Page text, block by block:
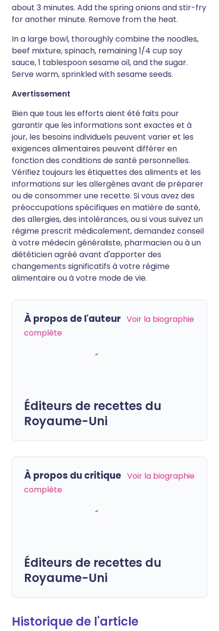
about 3 minutes. Add the spring onions and stir-fry
for another minute. Remove from the heat.
In a large bowl, thoroughly combine the noodles,
beef mixture, spinach, remaining 1/4 cup soy
sauce, 1 tablespoon sesame oil, and the sugar.
Serve warm, sprinkled with sesame seeds.
Avertissement
Bien que tous les efforts aient été faits pour
garantir que les informations sont exactes et à
jour, les besoins individuels peuvent varier et les
exigences alimentaires peuvent différer en
fonction des conditions de santé personnelles.
Vérifiez toujours les étiquettes des aliments et les
informations sur les allergènes avant de préparer
ou de consommer une recette. Si vous avez des
préoccupations spécifiques en matière de santé,
des allergies, des intolérances, ou si vous suivez un
régime prescrit médicalement, demandez conseil
à votre médecin généraliste, pharmacien ou à un
diététicien agréé avant d'apporter des
changements significatifs à votre régime
alimentaire ou à votre mode de vie.
À propos de l'auteur Voir la biographie
complète
Éditeurs de recettes du
Royaume-Uni
À propos du critique Voir la biographie
complète
Éditeurs de recettes du
Royaume-Uni
Historique de l'article